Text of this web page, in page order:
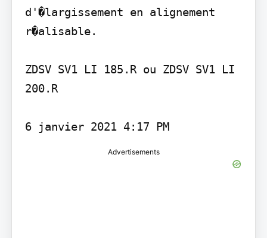
d'�largissement en alignement
r�alisable.
ZDSV SV1 LI 185.R ou ZDSV SV1 LI
200.R
6 janvier 2021 4:17 PM
Advertisements